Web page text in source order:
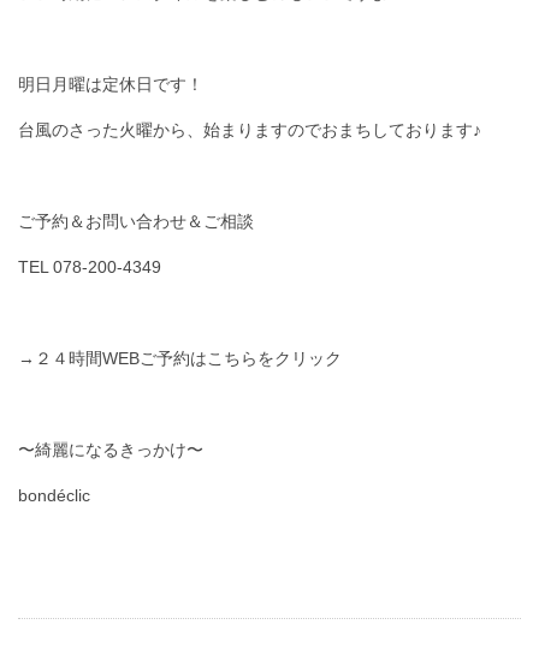
明日月曜は定休日です！
台風のさった火曜から、始まりますのでおまちしております♪
ご予約＆お問い合わせ＆ご相談
TEL 078-200-4349
→２４時間WEBご予約はこちらをクリック
〜綺麗になるきっかけ〜
bondéclic